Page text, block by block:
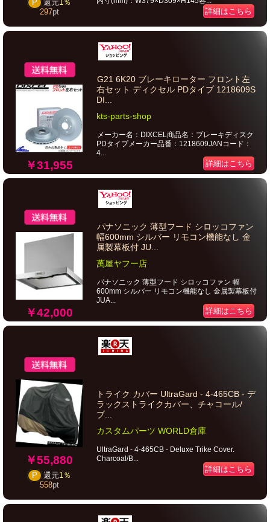
P 還元1％
297pt 詳細はこちら
￥31,955
G21 6K20 ブレーキローター フロント左
右セット ディクセル PDタイプ 1218609S
DI...
kts-parts-shop
メーカー名：DIXCEL商品名：ブレーキディスク
PDタイプメーカー品番：1218609JANコード：
4...
詳細はこちら
￥42,000
パナソニック 薄型フード シロッコファン
幅600mm シルバー リモコン機能なし 金
属製幕板付 JU...
萬屋ヤフー店
パナソニック 薄型フード シロッコファン 幅
600mm シルバー リモコン機能なし 金属製幕板付
JUA...
詳細はこちら
￥55,880
P 還元1％
558pt
トライク カバー UltraGard - 4-465CB - デ
ラックストライクカバー、チャコール/
ブ...
カスタムパーツ WORLD倉庫
UltraGard - 4-465CB - Deluxe Trike Cover.
Charcoal/B...
詳細はこちら